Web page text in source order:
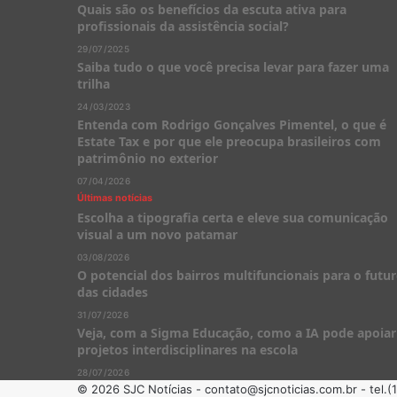
Quais são os benefícios da escuta ativa para
profissionais da assistência social?
29/07/2025
Saiba tudo o que você precisa levar para fazer uma
trilha
24/03/2023
Entenda com Rodrigo Gonçalves Pimentel, o que é
Estate Tax e por que ele preocupa brasileiros com
patrimônio no exterior
07/04/2026
Últimas notícias
Escolha a tipografia certa e eleve sua comunicação
visual a um novo patamar
03/08/2026
O potencial dos bairros multifuncionais para o
das cidades
31/07/2026
Veja, com a Sigma Educação, como a IA pode apoiar
projetos interdisciplinares na escola
28/07/2026
© 2026 SJC Notícias - contato@sjcnoticias.com.br -